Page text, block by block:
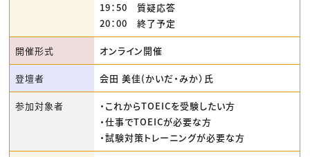
19：50 質疑応答
20：00 終了予定
開催形式 オンライン開催
登壇者 会田 美佳(かいだ・みか）氏
参加対象者
・これからTOEICを受験したい方
・仕事でTOEICが必要な方
・試験対策トレーニングが必要な方